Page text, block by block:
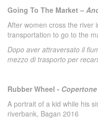
Going To The Market –
After women cross the river
transportation to go to the
Dopo aver attraversato il
mezzo di trasporto per
Rubber Wheel - Copertone
A portrait of a kid while his
riverbank, Bagan 2016